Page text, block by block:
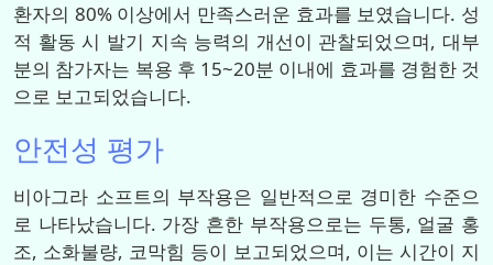
환자의 80% 이상에서 만족스러운 효과를 보였습니다. 성
적 활동 시 발기 지속 능력의 개선이 관찰되었으며, 대부
분의 참가자는 복용 후 15~20분 이내에 효과를 경험한 것
으로 보고되었습니다.
안전성 평가
비아그라 소프트의 부작용은 일반적으로 경미한 수준으
로 나타났습니다. 가장 흔한 부작용으로는 두통, 얼굴 홍
조, 소화불량, 코막힘 등이 보고되었으며, 이는 시간이 지